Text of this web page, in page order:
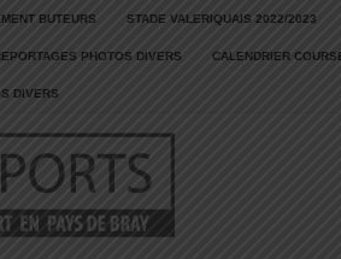
BUTEURS STADE VALERIQUAIS 2022/2023
PHOTOS DIVERS CALENDRIER
DIVERS